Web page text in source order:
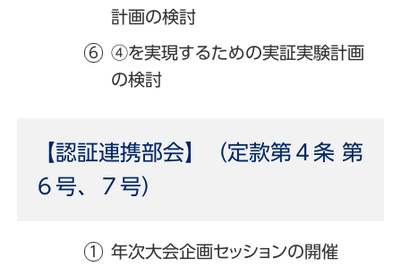
計画の検討
④を実現するための実証実験計画
の検討
【認証連携部会】（定款第４条 第
６号、７号）
年次大会企画セッションの開催